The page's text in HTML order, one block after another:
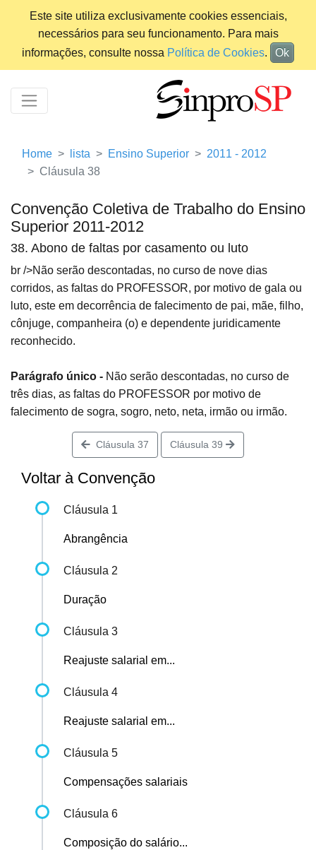
Este site utiliza exclusivamente cookies essenciais,
necessários para seu funcionamento. Para mais
informações, consulte nossa Política de Cookies. Ok
Home lista Ensino Superior
2011 - 2012
Cláusula 38
Convenção Coletiva de Trabalho do Ensino
Superior 2011-2012
38. Abono de faltas por casamento ou luto
br />Não serão descontadas, no curso de nove dias
corridos, as faltas do PROFESSOR, por motivo de gala ou
luto, este em decorrência de falecimento de pai, mãe, filho,
cônjuge, companheira (o) e dependente juridicamente
reconhecido.
Parágrafo único - Não serão descontadas, no curso de
três dias, as faltas do PROFESSOR por motivo de
falecimento de sogra, sogro, neto, neta, irmão ou irmão.
Cláusula 37 Cláusula 39
Voltar à Convenção
Cláusula 1
Abrangência
Cláusula 2
Duração
Cláusula 3
Reajuste salarial em...
Cláusula 4
Reajuste salarial em...
Cláusula 5
Compensações salariais
Cláusula 6
Composição do salário...